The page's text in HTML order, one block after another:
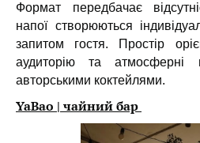
Формат передбачає
напої створюються
запитом гостя. Простір
аудиторію та
авторськими коктейлями.
YaBao | чайний бар